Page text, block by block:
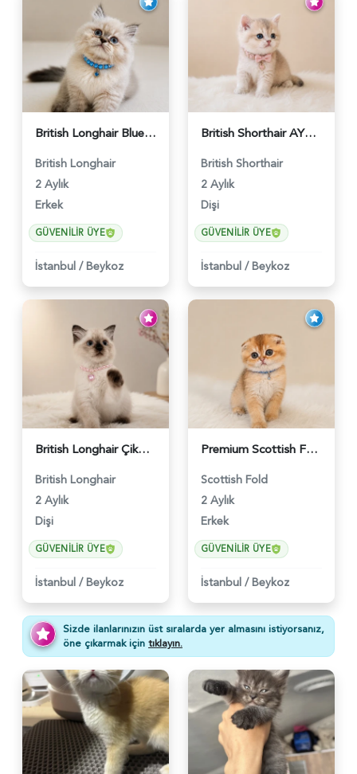
British Longhair Blue Point Erkek Pofuduk Yavrumuz - 6348
British Longhair
2 Aylık
Erkek
GÜVENILIR ÜYE
İstanbul / Beykoz
British Shorthair AY12 Güzel Kızımız - 6349
British Shorthair
2 Aylık
Dişi
GÜVENILIR ÜYE
İstanbul / Beykoz
British Longhair Çikolatalı Sütlü Dişi Yavrumuz - 6347
British Longhair
2 Aylık
Dişi
GÜVENILIR ÜYE
İstanbul / Beykoz
Premium Scottish Fold Golden Yavru - 6400
Scottish Fold
2 Aylık
Erkek
GÜVENILIR ÜYE
İstanbul / Beykoz
Sizde ilanlarınızın üst sıralarda yer almasını istiyorsanız,
öne çıkarmak için tıklayın.